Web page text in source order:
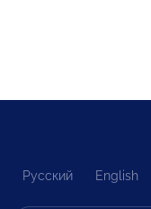
Русский English